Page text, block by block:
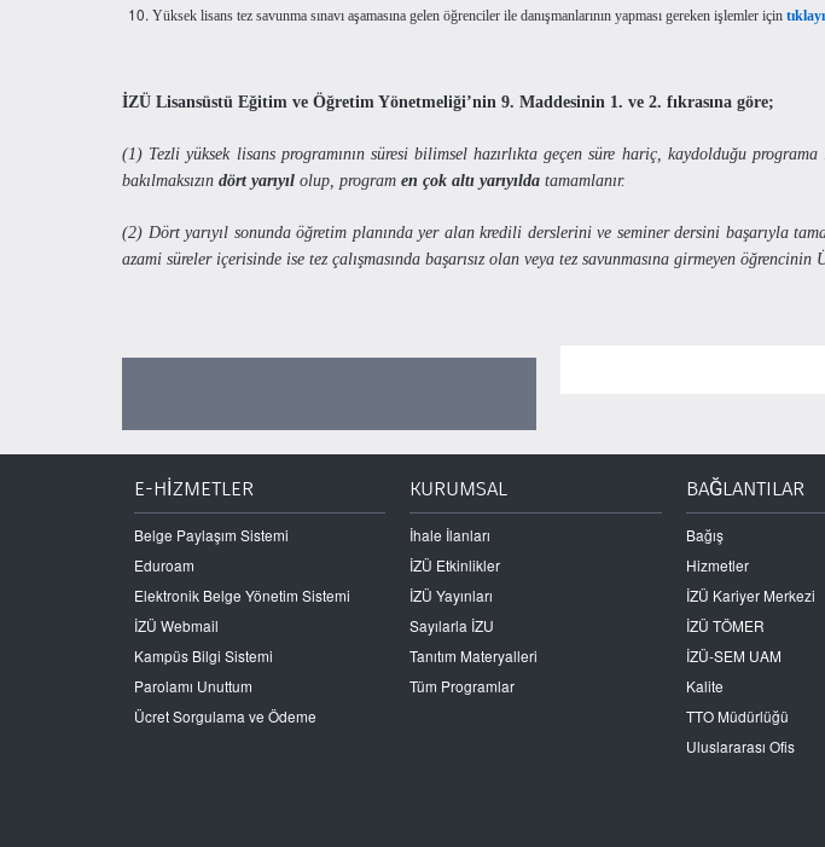
Yüksek lisans tez savunma sınavı aşamasına gelen öğrenciler ile danışmanlarının yapması gereken işlemler için
İZÜ Lisansüstü Eğitim ve Öğretim Yönetmeliği’nin 9. Maddesinin 1. ve 2. fıkrasına göre;
(1) Tezli yüksek lisans programının süresi bilimsel hazırlıkta geçen süre hariç, kaydolduğu
bakılmaksızın dört yarıyıl olup, program en çok altı yarıyılda tamamlanır.
(2) Dört yarıyıl sonunda öğretim planında yer alan kredili derslerini ve seminer dersini başarıyla
azami süreler içerisinde ise tez çalışmasında başarısız olan veya tez savunmasına girmeyen
E-HİZMETLER
Belge Paylaşım Sistemi
Eduroam
Elektronik Belge Yönetim Sistemi
İZÜ Webmail
Kampüs Bilgi Sistemi
Parolamı Unuttum
Ücret Sorgulama ve Ödeme
KURUMSAL
İhale İlanları
İZÜ Etkinlikler
İZÜ Yayınları
Sayılarla İZU
Tanıtım Materyalleri
Tüm Programlar
BAĞLANTILAR
Bağış
Hizmetler
İZÜ Kariyer Merkezi
İZÜ TÖMER
İZÜ-SEM UAM
Kalite
TTO Müdürlüğü
Uluslararası Ofis